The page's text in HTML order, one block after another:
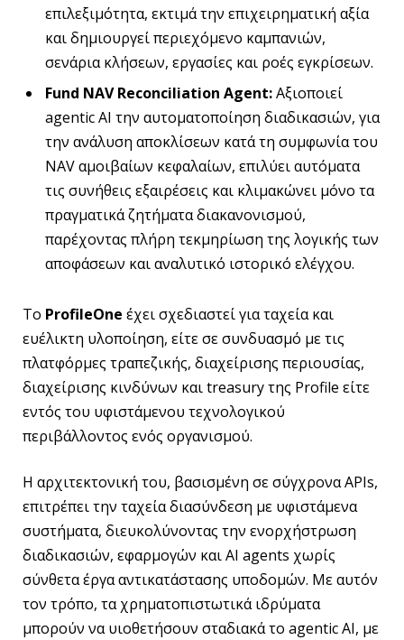
επιλεξιμότητα, εκτιμά την επιχειρηματική αξία
και δημιουργεί περιεχόμενο καμπανιών,
σενάρια κλήσεων, εργασίες και ροές εγκρίσεων.
Fund NAV Reconciliation Agent:Αξιοποιεί
agentic AI την αυτοματοποίηση διαδικασιών, για
την ανάλυση αποκλίσεων κατά τη συμφωνία του
NAV αμοιβαίων κεφαλαίων, επιλύει αυτόματα
τις συνήθεις εξαιρέσεις και κλιμακώνει μόνο τα
πραγματικά ζητήματα διακανονισμού,
παρέχοντας πλήρη τεκμηρίωση της λογικής των
αποφάσεων και αναλυτικό ιστορικό ελέγχου.
Το ProfileOne έχει σχεδιαστεί για ταχεία και
ευέλικτη υλοποίηση, είτε σε συνδυασμό με τις
πλατφόρμες τραπεζικής, διαχείρισης περιουσίας,
διαχείρισης κινδύνων και treasury της Profile είτε
εντός του υφιστάμενου τεχνολογικού
περιβάλλοντος ενός οργανισμού.
Η αρχιτεκτονική του, βασισμένη σε σύγχρονα APIs,
επιτρέπει την ταχεία διασύνδεση με υφιστάμενα
συστήματα, διευκολύνοντας την ενορχήστρωση
διαδικασιών, εφαρμογών και AI agents χωρίς
σύνθετα έργα αντικατάστασης υποδομών. Με αυτόν
τον τρόπο, τα χρηματοπιστωτικά ιδρύματα
μπορούν να υιοθετήσουν σταδιακά το agentic AI, με